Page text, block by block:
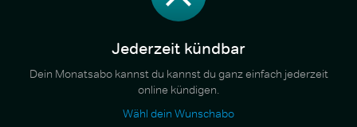
Jederzeit kündbar
Dein Monatsabo kannst du kannst du ganz einfach jederzeit
online kündigen.
Wähl dein Wunschabo